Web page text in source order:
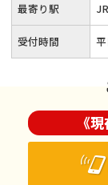
最寄り駅
受付時間
《